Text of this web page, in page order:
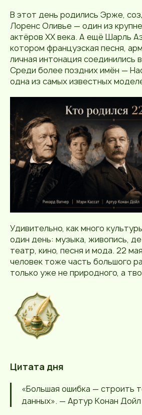
В этот день родились Эрже,
Лоренс Оливье — один из
актёров XX века. А ещё Шарль
котором французская песня,
личная интонация соединились
Среди более поздних имён —
одна из самых известных
Удивительно, как много
один день: музыка, живопись,
театр, кино, песня и мода. 22
человек тоже часть большого
только уже не природного, а
Цитата дня
«Большая ошибка — строить
данных». — Артур Конан Дойл